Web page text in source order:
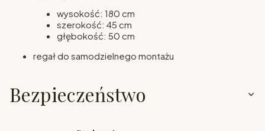
wysokość: 180 cm
szerokość: 45 cm
głębokość: 50 cm
regał do samodzielnego montażu
Bezpieczeństwo